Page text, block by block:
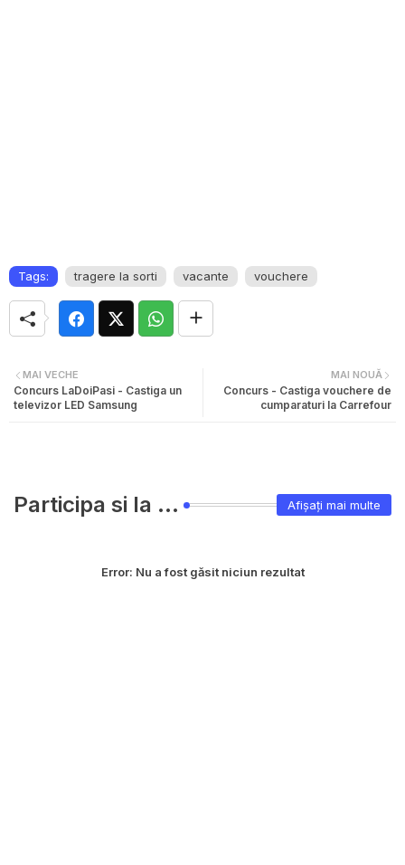
Tags: tragere la sorti vacante vouchere
MAI NOUĂ
Concurs - Castiga vouchere de
cumparaturi la Carrefour
MAI VECHE
Concurs LaDoiPasi - Castiga un
televizor LED Samsung
Participa si la ... Afișați mai multe
Error: Nu a fost găsit niciun rezultat